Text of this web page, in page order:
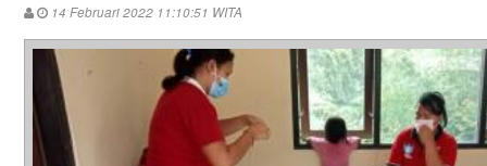
14 Februari 2022 11:10:51 WITA